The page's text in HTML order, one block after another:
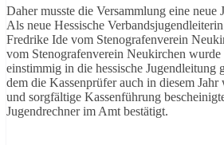
Daher musste die Versammlung eine neue
Als neue Hessische
Fredrike Ide vom Stenografenverein
vom Stenografenverein Neukirchen wurde
einstimmig in die hessische Jugendleitung
dem die Kassenprüfer auch in diesem Jahr
und sorgfältige Kassenführung
Jugendrechner im Amt bestätigt.